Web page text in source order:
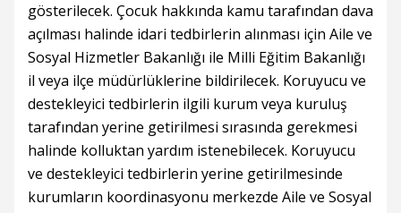
gösterilecek. Çocuk hakkında kamu tarafından dava
açılması halinde idari tedbirlerin alınması için Aile ve
Sosyal Hizmetler Bakanlığı ile Milli Eğitim Bakanlığı
il veya ilçe müdürlüklerine bildirilecek. Koruyucu ve
destekleyici tedbirlerin ilgili kurum veya kuruluş
tarafından yerine getirilmesi sırasında gerekmesi
halinde kolluktan yardım istenebilecek. Koruyucu
ve destekleyici tedbirlerin yerine getirilmesinde
kurumların koordinasyonu merkezde Aile ve Sosyal